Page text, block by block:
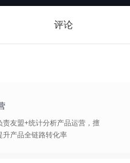
评论
友盟+统计分析产品运营，擅
升产品全链路转化率